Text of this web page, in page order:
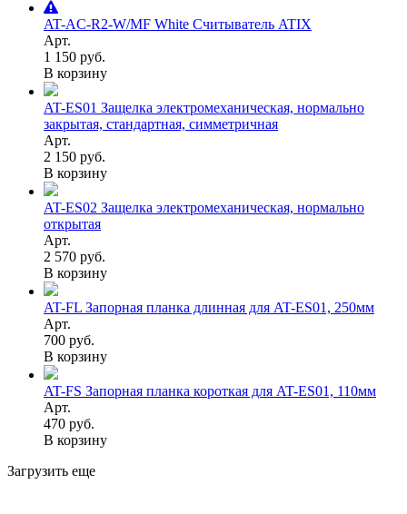
AT-AC-R2-W/MF White Считыватель ATIX
Арт.
1 150 руб.
В корзину
AT-ES01 Защелка электромеханическая, нормально
закрытая, стандартная, симметричная
Арт.
2 150 руб.
В корзину
AT-ES02 Защелка электромеханическая, нормально
открытая
Арт.
2 570 руб.
В корзину
AT-FL Запорная планка длинная для AT-ES01, 250мм
Арт.
700 руб.
В корзину
AT-FS Запорная планка короткая для AT-ES01, 110мм
Арт.
470 руб.
В корзину
Загрузить еще